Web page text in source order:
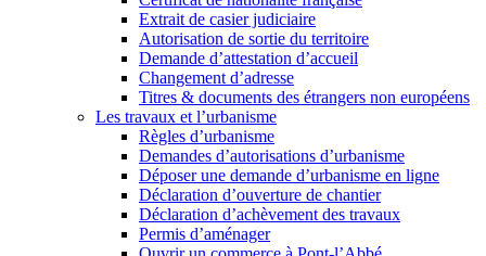
Extrait de casier judiciaire
Autorisation de sortie du territoire
Demande d’attestation d’accueil
Changement d’adresse
Titres & documents des étrangers non européens
Les travaux et l’urbanisme
Règles d’urbanisme
Demandes d’autorisations d’urbanisme
Déposer une demande d’urbanisme en ligne
Déclaration d’ouverture de chantier
Déclaration d’achèvement des travaux
Permis d’aménager